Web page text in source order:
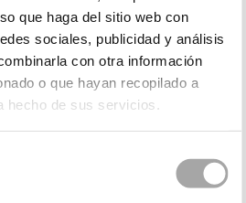
que haga del sitio web con
sociales, publicidad y análisis
con otra información
o que hayan recopilado a
hecho de sus servicios.